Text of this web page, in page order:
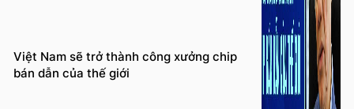
Việt Nam sẽ trở thành công xưởng chip
bán dẫn của thế giới